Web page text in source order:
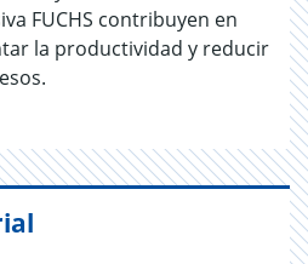
FUCHS contribuyen en
la productividad y reducir